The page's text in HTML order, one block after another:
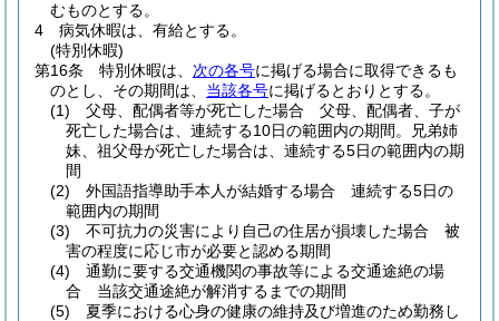
むものとする。
4
病気休暇は、有給とする。
(特別休暇)
第16条
特別休暇は、 次の各号に掲げる場合に取得できるも
のとし、その期間は、 当該各号に掲げるとおりとする。
(1)
父母、配偶者等が死亡した場合 父母、配偶者、子が
死亡した場合は、連続する10日の範囲内の期間。兄弟姉
妹、祖父母が死亡した場合は、連続する5日の範囲内の期
間
(2)
外国語指導助手本人が結婚する場合 連続する5日の
範囲内の期間
(3)
不可抗力の災害により自己の住居が損壊した場合 被
害の程度に応じ市が必要と認める期間
(4)
通勤に要する交通機関の事故等による交通途絶の場
合 当該交通途絶が解消するまでの期間
(5)
夏季における心身の健康の維持及び増進のため勤務し